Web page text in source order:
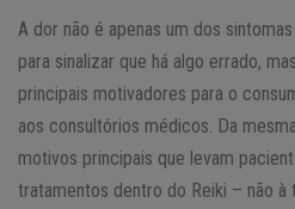
A dor não é apenas um dos
para sinalizar que há algo errado,
principais motivadores para o
aos consultórios médicos. Da
motivos principais que levam
tratamentos dentro do Reiki – não